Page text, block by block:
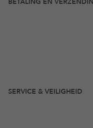
SERVICE & VEILIGHEID